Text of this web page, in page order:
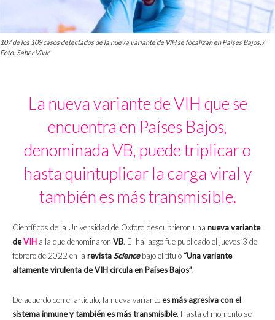
107 de los 109 casos detectados de la nueva variante de VIH se focalizan en Países Bajos. /
Foto: Saber Vivir
La nueva variante de VIH que se
encuentra en Países Bajos,
denominada VB, puede triplicar o
hasta quintuplicar la carga viral y
también es más transmisible.
Científicos de la Universidad de Oxford descubrieron una nueva variante
deVIH a la que denominaron VB. El hallazgo fue publicado el jueves 3 de
febrero de 2022 en la revistaScience bajo el título “Una variante
altamente virulenta de VIH circula en Países Bajos”.
De acuerdo con el artículo, la nueva variantees más agresiva con el
sistema inmune y también es más transmisible. Hasta el momento se